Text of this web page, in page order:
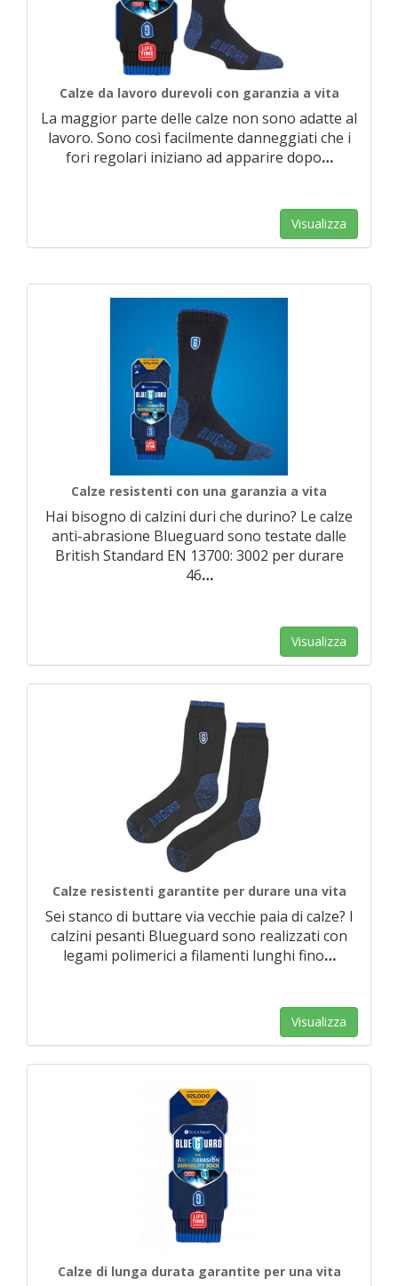
Calze da lavoro durevoli con garanzia a vita
La maggior parte delle calze non sono adatte al
lavoro. Sono così facilmente danneggiati che i
fori regolari iniziano ad apparire dopo…
Visualizza
Calze resistenti con una garanzia a vita
Hai bisogno di calzini duri che durino? Le calze
anti-abrasione Blueguard sono testate dalle
British Standard EN 13700: 3002 per durare
46…
Visualizza
Calze resistenti garantite per durare una vita
Sei stanco di buttare via vecchie paia di calze? I
calzini pesanti Blueguard sono realizzati con
legami polimerici a filamenti lunghi fino…
Visualizza
Calze di lunga durata garantite per una vita